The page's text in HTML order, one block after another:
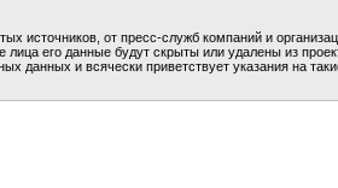
источников, от пресс-служб компаний и
его данные будут скрыты или удалены из
данных и всячески приветствует указания на